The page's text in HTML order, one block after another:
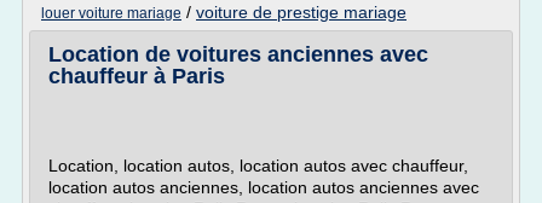
louer voiture mariage / voiture de prestige mariage
Location de voitures anciennes avec
chauffeur à Paris
Location, location autos, location autos avec chauffeur,
location autos anciennes, location autos anciennes avec